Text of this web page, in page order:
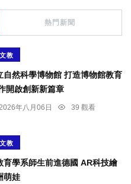
熱門新聞
文教
自然科學博物館 打造博物館教育
開啟創新新篇章
年八月06日
39 觀看
文教
育學系師生前進德國 AR科技繪
萌娃